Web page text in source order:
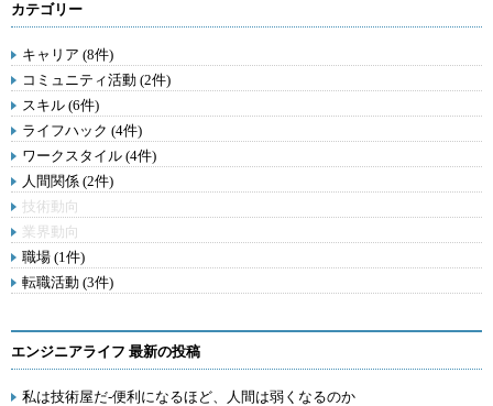
カテゴリー
キャリア (8件)
コミュニティ活動 (2件)
スキル (6件)
ライフハック (4件)
ワークスタイル (4件)
人間関係 (2件)
技術動向
業界動向
職場 (1件)
転職活動 (3件)
エンジニアライフ 最新の投稿
私は技術屋だ-便利になるほど、人間は弱くなるのか